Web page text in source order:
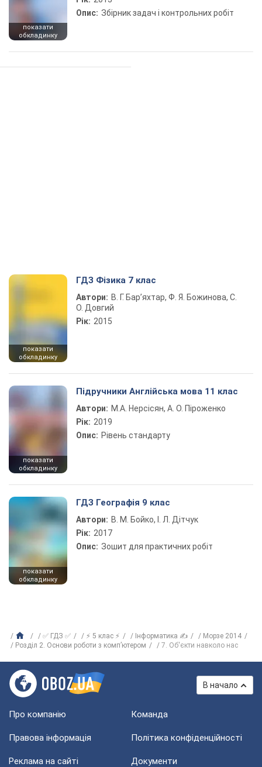
показати
обкладинку
Опис: Збірник задач і контрольних робіт
показати
обкладинку
ГДЗ Фізика 7 клас
Автори: В. Г. Бар’яхтар, Ф. Я. Божинова, С.
О. Довгий
Рік: 2015
показати
обкладинку
Підручники Англійська мова 11 клас
Автори: М.А. Нерсісян, А. О. Піроженко
Рік: 2019
Опис: Рівень стандарту
показати
обкладинку
ГДЗ Географія 9 клас
Автори: В. М. Бойко, І. Л. Дітчук
Рік: 2017
Опис: Зошит для практичних робіт
✅ ГДЗ ✅ ⚡ 5 клас ⚡ Інформатика ✍
Морзе 2014
Розділ 2. Основи роботи з комп’ютером
7. Об'єкти навколо нас
В начало
Про компанію Команда
Правова інформація Політика конфіденційності
Реклама на сайті Документи